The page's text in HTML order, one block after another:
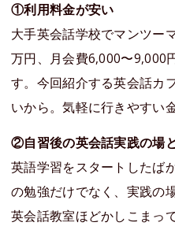
①利用料金が安い
大手英会話学校でマンツー
万円、月会費6,000〜9,000
す。今回紹介する英会話カ
いから。気軽に行きやすい
②自習後の英会話実践の場
英語学習をスタートしたば
の勉強だけでなく、実践の
英会話教室ほどかしこまっ